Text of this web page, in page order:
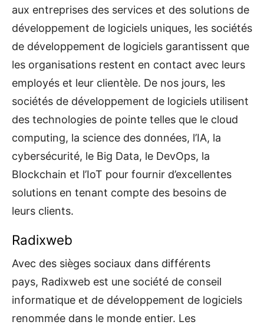
aux entreprises des services et des solutions de
développement de logiciels uniques, les sociétés
de développement de logiciels garantissent que
les organisations restent en contact avec leurs
employés et leur clientèle. De nos jours, les
sociétés de développement de logiciels utilisent
des technologies de pointe telles que le cloud
computing, la science des données, l’IA, la
cybersécurité, le Big Data, le DevOps, la
Blockchain et l’IoT pour fournir d’excellentes
solutions en tenant compte des besoins de
leurs clients.
Radixweb
Avec des sièges sociaux dans différents
pays, Radixweb est une société de conseil
informatique et de développement de logiciels
renommée dans le monde entier. Les